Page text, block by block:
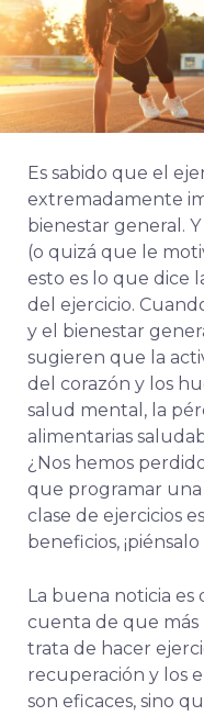
Es sabido que el
extremadamente
bienestar general.
(o quizá que le
esto es lo que dice
del ejercicio.
y el bienestar
sugieren que la
del corazón y los
salud mental, la
alimentarias
¿Nos hemos
que programar una
clase de ejercicios
beneficios,
La buena noticia
cuenta de que más
trata de hacer
recuperación y los
son eficaces, sino